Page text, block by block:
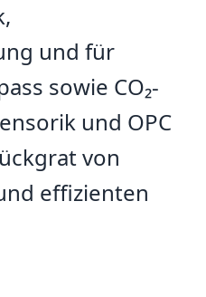
und für
sowie CO₂-
und OPC
von
effizienten